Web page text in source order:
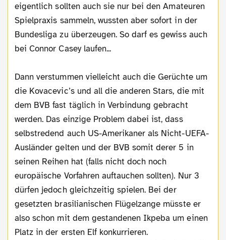
eigentlich sollten auch sie nur bei den Amateuren
Spielpraxis sammeln, wussten aber sofort in der
Bundesliga zu überzeugen. So darf es gewiss auch
bei Connor Casey laufen...
Dann verstummen vielleicht auch die Gerüchte um
die Kovacevic’s und all die anderen Stars, die mit
dem BVB fast täglich in Verbindung gebracht
werden. Das einzige Problem dabei ist, dass
selbstredend auch US-Amerikaner als Nicht-UEFA-
Ausländer gelten und der BVB somit derer 5 in
seinen Reihen hat (falls nicht doch noch
europäische Vorfahren auftauchen sollten). Nur 3
dürfen jedoch gleichzeitig spielen. Bei der
gesetzten brasilianischen Flügelzange müsste er
also schon mit dem gestandenen Ikpeba um einen
Platz in der ersten Elf konkurrieren.